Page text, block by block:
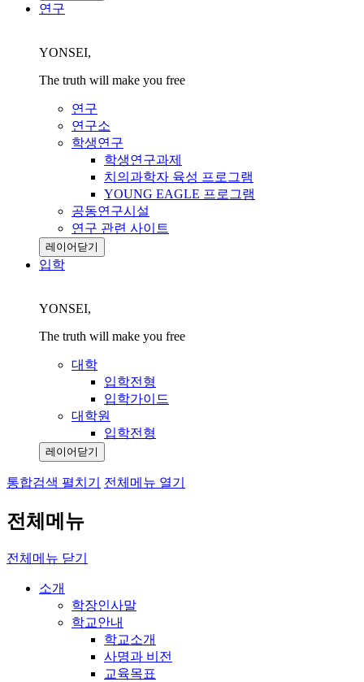
연구
YONSEI,
The truth will make you free
연구
연구소
학생연구
학생연구과제
치의과학자 육성 프로그램
YOUNG EAGLE 프로그램
공동연구시설
연구 관련 사이트
레이어닫기
입학
YONSEI,
The truth will make you free
대학
입학전형
입학가이드
대학원
입학전형
레이어닫기
통합검색 펼치기 전체메뉴 열기
전체메뉴
전체메뉴 닫기
소개
학장인사말
학교안내
학교소개
사명과 비전
교육목표